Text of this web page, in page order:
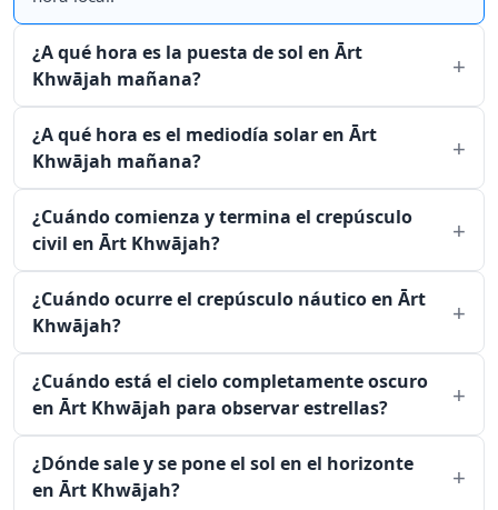
¿A qué hora es la puesta de sol en Ārt
Khwājah mañana?
¿A qué hora es el mediodía solar en Ārt
Khwājah mañana?
¿Cuándo comienza y termina el crepúsculo
civil en Ārt Khwājah?
¿Cuándo ocurre el crepúsculo náutico en Ārt
Khwājah?
¿Cuándo está el cielo completamente oscuro
en Ārt Khwājah para observar estrellas?
¿Dónde sale y se pone el sol en el horizonte
en Ārt Khwājah?